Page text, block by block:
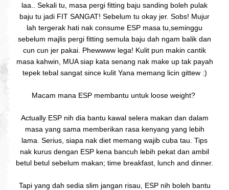
laa.. Sekali tu, masa pergi fitting baju sanding boleh pulak
baju tu jadi FIT SANGAT! Sebelum tu okay jer. Sobs! Mujur
lah tergerak hati nak consume ESP masa tu,seminggu
sebelum majlis pergi fitting semula baju dah ngam balik dan
cun cun jer pakai. Phewwww lega! Kulit pun makin cantik
masa kahwin, MUA siap kata senang nak make up tak payah
tepek tebal sangat since kulit Yana memang licin gittew :)
Macam mana ESP membantu untuk loose weight?
Actually ESP nih dia bantu kawal selera makan dan dalam
masa yang sama memberikan rasa kenyang yang lebih
lama. Serius, siapa nak diet memang wajib cuba tau. Tips
nak kurus dengan ESP kena bancuh lebih pekat dan ambil
betul betul sebelum makan; time breakfast, lunch and dinner.
Tapi yang dah sedia slim jangan risau, ESP nih boleh bantu